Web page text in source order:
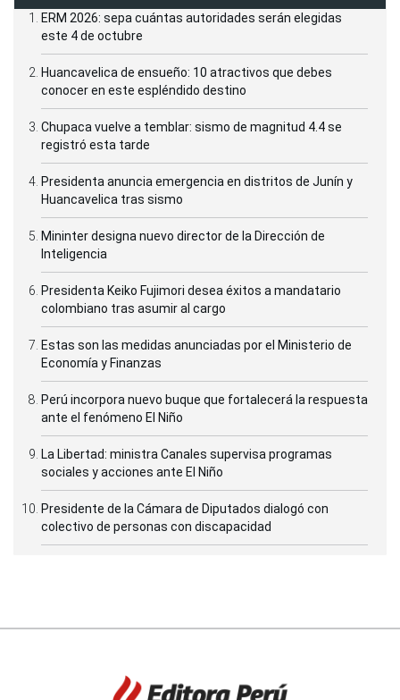
ERM 2026: sepa cuántas autoridades serán elegidas
este 4 de octubre
Huancavelica de ensueño: 10 atractivos que debes
conocer en este espléndido destino
Chupaca vuelve a temblar: sismo de magnitud 4.4 se
registró esta tarde
Presidenta anuncia emergencia en distritos de Junín y
Huancavelica tras sismo
Mininter designa nuevo director de la Dirección de
Inteligencia
Presidenta Keiko Fujimori desea éxitos a mandatario
colombiano tras asumir al cargo
Estas son las medidas anunciadas por el Ministerio de
Economía y Finanzas
Perú incorpora nuevo buque que fortalecerá la respuesta
ante el fenómeno El Niño
La Libertad: ministra Canales supervisa programas
sociales y acciones ante El Niño
Presidente de la Cámara de Diputados dialogó con
colectivo de personas con discapacidad